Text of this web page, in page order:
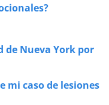
de Nueva York por
mi caso de lesiones